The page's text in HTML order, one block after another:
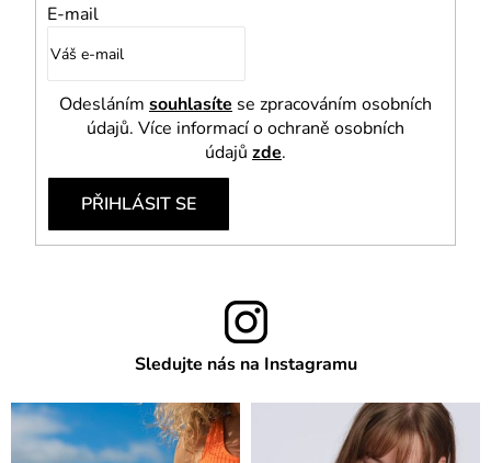
E-mail
Odesláním souhlasíte se zpracováním osobních
údajů. Více informací o ochraně osobních
údajů zde.
PŘIHLÁSIT SE
Sledujte nás na Instagramu